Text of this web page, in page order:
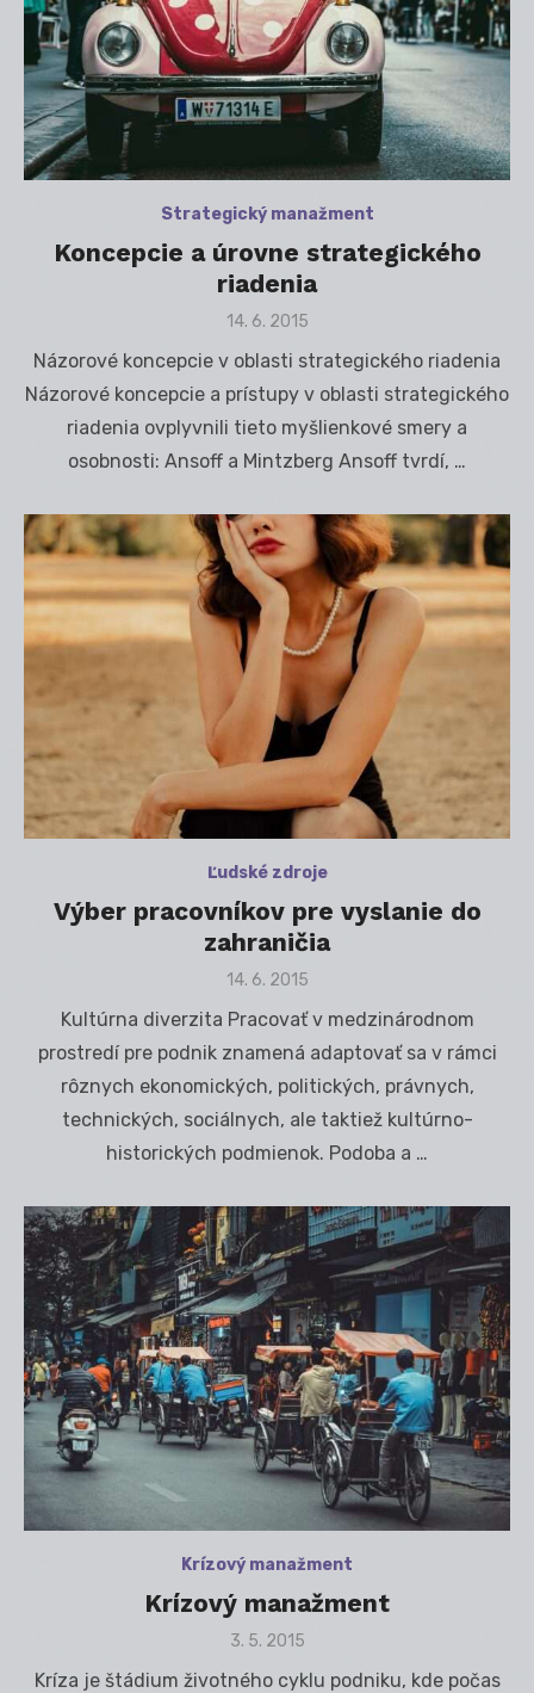
Strategický manažment
Koncepcie a úrovne strategického
riadenia
Posted
14. 6. 2015
Názorové koncepcie v oblasti strategického riadenia
Názorové koncepcie a prístupy v oblasti strategického
riadenia ovplyvnili tieto myšlienkové smery a
osobnosti: Ansoff a Mintzberg Ansoff tvrdí, …
Ľudské zdroje
Výber pracovníkov pre vyslanie do
zahraničia
Posted
14. 6. 2015
Kultúrna diverzita Pracovať v medzinárodnom
prostredí pre podnik znamená adaptovať sa v rámci
rôznych ekonomických, politických, právnych,
technických, sociálnych, ale taktiež kultúrno-
historických podmienok. Podoba a …
Krízový manažment
Krízový manažment
Posted
3. 5. 2015
Kríza je štádium životného cyklu podniku, kde počas